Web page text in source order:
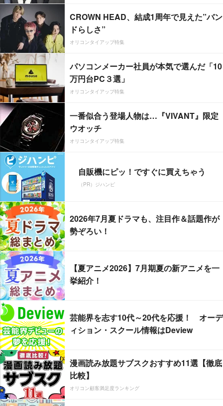
CROWN HEAD、結成1周年で見えた”バン
ドらしさ”
オリコンタイアップ特集
パソコンメーカー社員が本気で選んだ「10
万円台PC３選」
オリコンタイアップ特集
一番似合う登場人物は…『VIVANT』限定
ウオッチ
オリコンタイアップ特集
自販機にピッ！ですぐに買えちゃう
（PR）ジハンピ
2026年7月夏ドラマも、注目作＆話題作が
勢ぞろい！
【夏アニメ2026】7月期夏の新アニメを一
挙紹介！
芸能界を志す10代～20代を応援！ オーデ
ィション・スクール情報はDeview
漫画読み放題サブスクおすすめ11選【徹底
比較】
オリコン顧客満足度ランキング